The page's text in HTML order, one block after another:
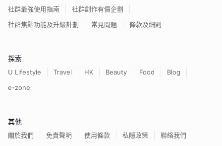
社群最強使用指南
社群創作有價企劃
社群焦點功能及升級計劃
常見問題 條款及細則
探索
U Lifestyle Travel HK Beauty Food
Blog
e-zone
其他
關於我們 免責聲明 使用條款 私隱政策 聯絡我們